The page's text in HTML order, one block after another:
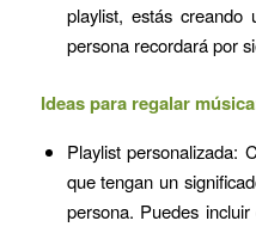
playlist, estás creando
persona recordará por
Ideas para regalar
Playlist personalizada:
que tengan un
persona. Puedes